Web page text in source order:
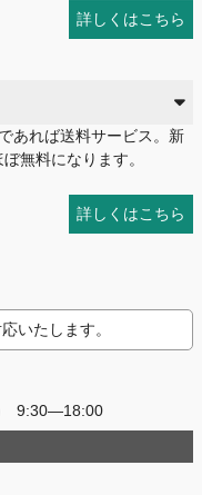
詳しくはこちら
あれば送料サービス。新
無料になります。
詳しくはこちら
いたします。
) 9:30―18:00